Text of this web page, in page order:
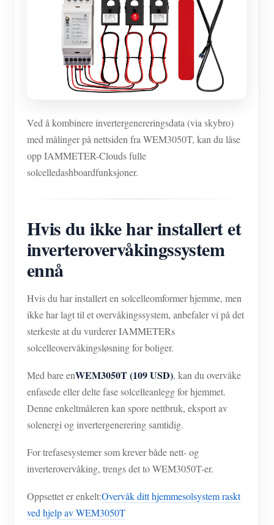
Ved å kombinere invertergenereringsdata (via skybro)
med målinger på nettsiden fra WEM3050T, kan du låse
opp IAMMETER-Clouds fulle
solcelledashboardfunksjoner.
Hvis du ikke har installert et
inverterovervåkingssystem
ennå
Hvis du har installert en solcelleomformer hjemme, men
ikke har lagt til et overvåkingssystem, anbefaler vi på det
sterkeste at du vurderer IAMMETERs
solcelleovervåkingsløsning for boliger.
Med bare enWEM3050T (109 USD), kan du overvåke
enfasede eller delte fase solcelleanlegg for hjemmet.
Denne enkeltmåleren kan spore nettbruk, eksport av
solenergi og invertergenerering samtidig.
For trefasesystemer som krever både nett- og
inverterovervåking, trengs det to WEM3050T-er.
Oppsettet er enkelt:Overvåk ditt hjemmesolsystem raskt
ved hjelp av WEM3050T